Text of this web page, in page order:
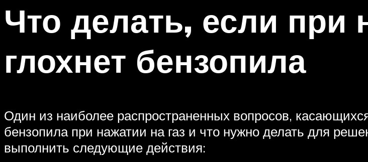
Что делать, если при
глохнет бензопила
Один из наиболее распространенных вопросов,
бензопила при нажатии на газ и что нужно делать для
выполнить следующие действия: